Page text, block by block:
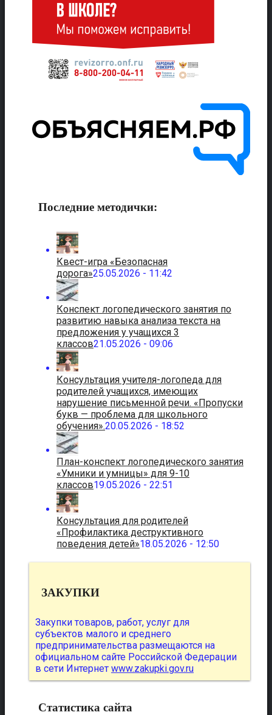
Последние методички:
Квест-игра «Безопасная
дорога»25.05.2026 - 11:42
Конспект логопедического занятия по
развитию навыка анализа текста на
предложения у учащихся 3
классов21.05.2026 - 09:06
Консультация учителя-логопеда для
родителей учащихся, имеющих
нарушение письменной речи. «Пропуски
букв — проблема для школьного
обучения».20.05.2026 - 18:52
План-конспект логопедического занятия
«Умники и умницы» для 9-10
классов19.05.2026 - 22:51
Консультация для родителей
«Профилактика деструктивного
поведения детей»18.05.2026 - 12:50
ЗАКУПКИ
Закупки товаров, работ, услуг для
субъектов малого и среднего
предпринимательства размещаются на
официальном сайте Российской Федерации
в сети Интернет www.zakupki.gov.ru
Статистика сайта